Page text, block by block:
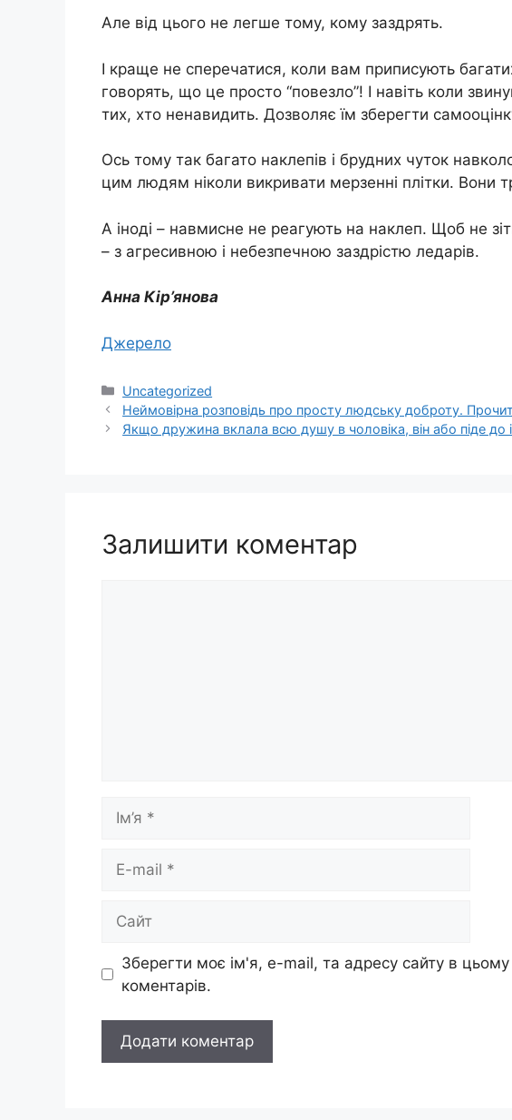
Але від цього не легше тому, кому заздрять.
І краще не сперечатися, коли вам приписують
говорять, що це просто “повезло”! І навіть коли
тих, хто ненавидить. Дозволяє їм зберегти
Ось тому так багато наклепів і брудних чуток
цим людям ніколи викривати мерзенні плітки. Вони
А іноді – навмисне не реагують на наклеп. Щоб не
– з агресивною і небезпечною заздрістю ледарів.
Анна Кір’янова
Джерело
Категорії
Uncategorized
Неймовірна розповідь про просту людську доброту.
Якщо дружина вклала всю душу в чоловіка, він або піде до
Залишити коментар
mail
Зберегти моє ім'я, e-mail, та адресу сайту в
коментарів.